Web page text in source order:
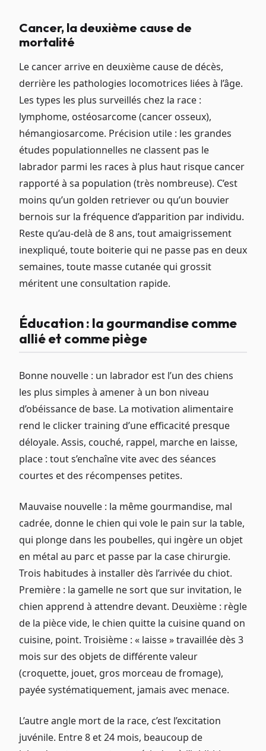
Cancer, la deuxième cause de
mortalité
Le cancer arrive en deuxième cause de décès,
derrière les pathologies locomotrices liées à l’âge.
Les types les plus surveillés chez la race :
lymphome, ostéosarcome (cancer osseux),
hémangiosarcome. Précision utile : les grandes
études populationnelles ne classent pas le
labrador parmi les races à plus haut risque cancer
rapporté à sa population (très nombreuse). C’est
moins qu’un golden retriever ou qu’un bouvier
bernois sur la fréquence d’apparition par individu.
Reste qu’au-delà de 8 ans, tout amaigrissement
inexpliqué, toute boiterie qui ne passe pas en deux
semaines, toute masse cutanée qui grossit
méritent une consultation rapide.
Éducation : la gourmandise comme
allié et comme piège
Bonne nouvelle : un labrador est l’un des chiens
les plus simples à amener à un bon niveau
d’obéissance de base. La motivation alimentaire
rend le clicker training d’une efficacité presque
déloyale. Assis, couché, rappel, marche en laisse,
place : tout s’enchaîne vite avec des séances
courtes et des récompenses petites.
Mauvaise nouvelle : la même gourmandise, mal
cadrée, donne le chien qui vole le pain sur la table,
qui plonge dans les poubelles, qui ingère un objet
en métal au parc et passe par la case chirurgie.
Trois habitudes à installer dès l’arrivée du chiot.
Première : la gamelle ne sort que sur invitation, le
chien apprend à attendre devant. Deuxième : règle
de la pièce vide, le chien quitte la cuisine quand on
cuisine, point. Troisième : « laisse » travaillée dès 3
mois sur des objets de différente valeur
(croquette, jouet, gros morceau de fromage),
payée systématiquement, jamais avec menace.
L’autre angle mort de la race, c’est l’excitation
juvénile. Entre 8 et 24 mois, beaucoup de